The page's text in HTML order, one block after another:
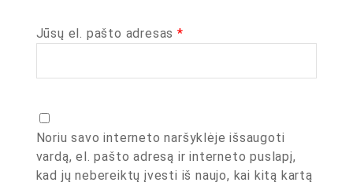
Jūsų el. pašto adresas *
Noriu savo interneto naršyklėje išsaugoti
vardą, el. pašto adresą ir interneto puslapį,
kad jų nebereiktų įvesti iš naujo, kai kitą kartą